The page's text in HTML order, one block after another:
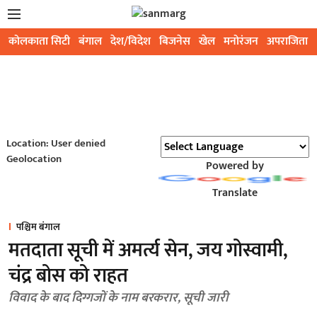
कोलकाता सिटी बंगाल देश/विदेश बिजनेस खेल मनोरंजन अपराजिता
Location: User denied
Geolocation
Powered by
Translate
पश्चिम बंगाल
मतदाता सूची में अमर्त्य सेन, जय गोस्वामी,
चंद्र बोस को राहत
विवाद के बाद दिग्गजों के नाम बरकरार, सूची जारी